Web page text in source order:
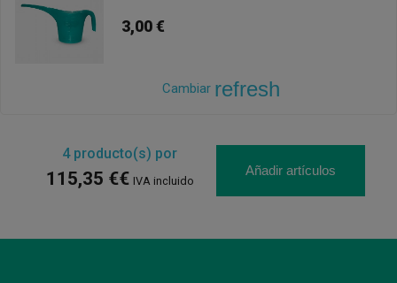
3,00 €
Cambiar refresh
4producto(s) por
115,35 €€ IVA incluido
Añadir artículos